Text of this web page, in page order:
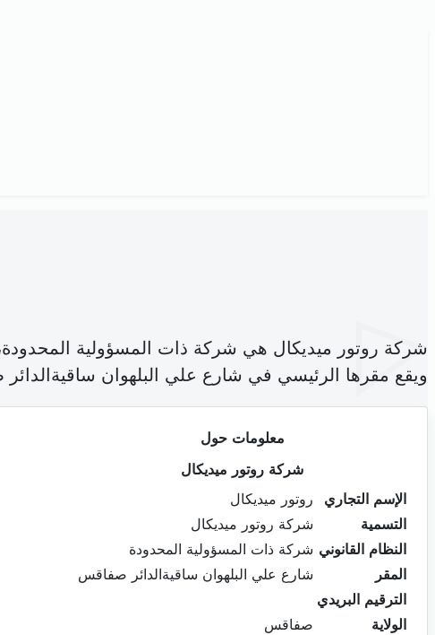
شركة روتور ميديكال هي شركة ذات المسؤولية
ويقع مقرها الرئيسي في شارع علي البلهوان
معلومات حول
شركة روتور ميديكال
الإسم التجاري
روتور ميديكال
التسمية
شركة روتور ميديكال
النظام القانوني شركة ذات المسؤولية المحدودة
المقر
شارع علي البلهوان ساقيةالدائر صفاقس
الترقيم البريدي
الولاية
صفاقس